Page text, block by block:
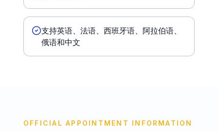
支持英语、法语、西班牙语、阿拉伯语、
俄语和中文
OFFICIAL APPOINTMENT INFORMATION